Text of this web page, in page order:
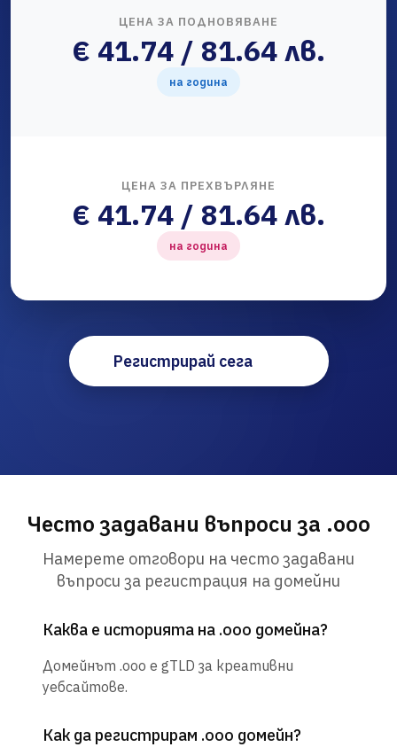
ЦЕНА ЗА ПОДНОВЯВАНЕ
€ 41.74 / 81.64 лв.
на година
ЦЕНА ЗА ПРЕХВЪРЛЯНЕ
€ 41.74 / 81.64 лв.
на година
Регистрирай сега
Често задавани въпроси за .ooo
Намерете отговори на често задавани
въпроси за регистрация на домейни
Каква е историята на .ooo домейна?
Домейнът .ooo е gTLD за креативни
уебсайтове.
Как да регистрирам .ooo домейн?